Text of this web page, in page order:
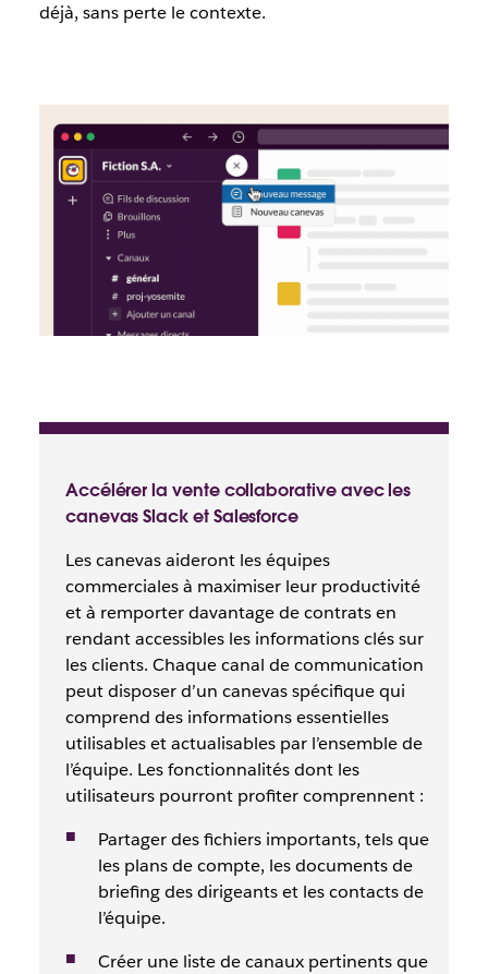
déjà, sans perte le contexte.
Accélérer la vente collaborative avec les
canevas Slack et Salesforce
Les canevas aideront les équipes
commerciales à maximiser leur productivité
et à remporter davantage de contrats en
rendant accessibles les informations clés sur
les clients. Chaque canal de communication
peut disposer d’un canevas spécifique qui
comprend des informations essentielles
utilisables et actualisables par l’ensemble de
l’équipe. Les fonctionnalités dont les
utilisateurs pourront profiter comprennent :
Partager des fichiers importants, tels que
les plans de compte, les documents de
briefing des dirigeants et les contacts de
l’équipe.
Créer une liste de canaux pertinents que